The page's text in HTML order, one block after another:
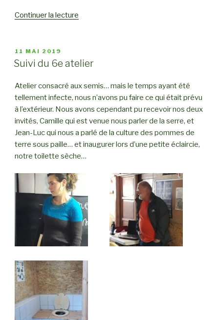
Continuer la lecture
rhubarbe
de
consoude »
PUBLIÉ
LE
11 MAI 2019
Suivi du 6e atelier
Atelier consacré aux semis… mais le temps ayant été
tellement infecte, nous n’avons pu faire ce qui était prévu
à l’extérieur. Nous avons cependant pu recevoir nos deux
invités, Camille qui est venue nous parler de la serre, et
Jean-Luc qui nous a parlé de la culture des pommes de
terre sous paille… et inaugurer lors d’une petite éclaircie,
notre toilette sèche…